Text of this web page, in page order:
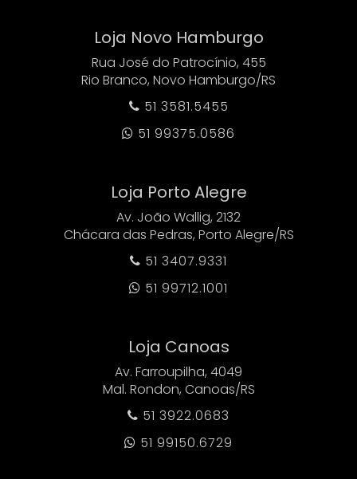
Loja Novo Hamburgo
Rua José do Patrocínio, 455
Rio Branco, Novo Hamburgo/RS
 51 3581.5455
 51 99375.0586
Loja Porto Alegre
Av. João Wallig, 2132
Chácara das Pedras, Porto Alegre/RS
 51 3407.9331
 51 99712.1001
Loja Canoas
Av. Farroupilha, 4049
Mal. Rondon, Canoas/RS
 51 3922.0683
 51 99150.6729